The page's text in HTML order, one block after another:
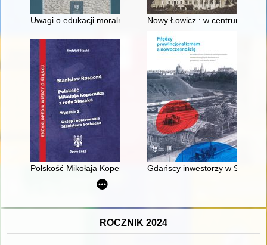
Uwagi o edukacji moralnej synów szlacheckich w XVI-
Nowy Łowicz : w centrum
Polskość Mikołaja Kopernika z rodu Ślązaka
Gdańscy inwestorzy w
ROCZNIK 2024